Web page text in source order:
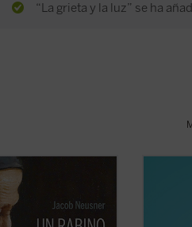
“La grieta y la luz” se ha
dos mil años
en el momento en
su Sermón de la
de escucharle,
enorme
hijos,